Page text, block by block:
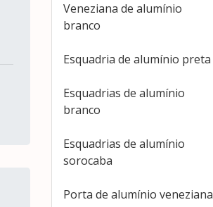
Veneziana de alumínio
branco
Esquadria de alumínio preta
Esquadrias de alumínio
branco
Esquadrias de alumínio
sorocaba
Porta de alumínio veneziana